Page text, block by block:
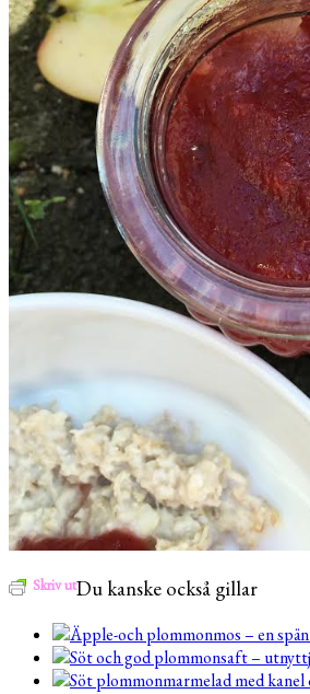
Skriv utDu kanske också gillar